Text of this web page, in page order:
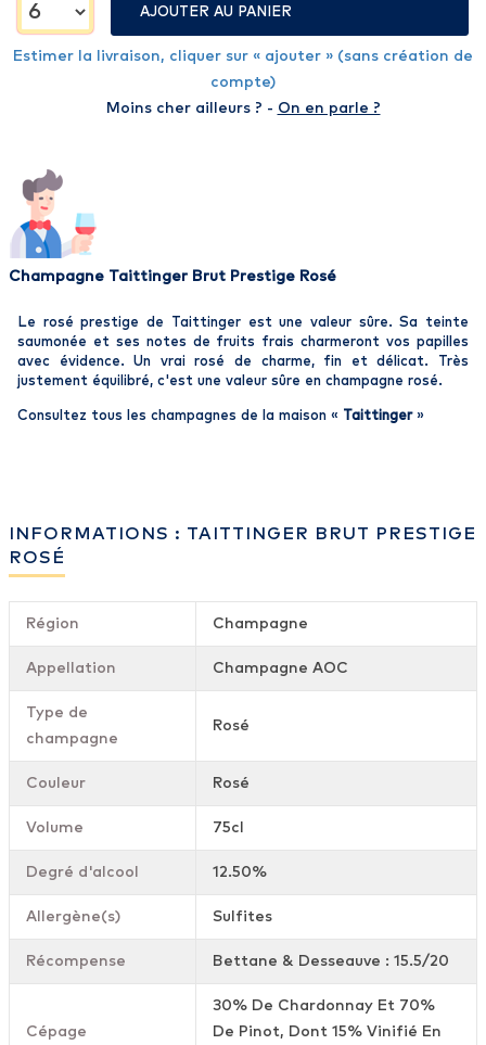
AJOUTER AU PANIER
Estimer la livraison, cliquer sur « ajouter » (sans création de
compte)
Moins cher ailleurs ? - On en parle ?
Champagne Taittinger Brut Prestige Rosé
Le rosé prestige de Taittinger est une valeur sûre. Sa teinte
saumonée et ses notes de fruits frais charmeront vos papilles
avec évidence. Un vrai rosé de charme, fin et délicat. Très
justement équilibré, c'est une valeur sûre en champagne rosé.
Consultez tous les champagnes de la maison « Taittinger»
INFORMATIONS : TAITTINGER BRUT PRESTIGE
ROSÉ
Région Champagne
Appellation Champagne AOC
Type de
champagne
Rosé
Couleur Rosé
Volume 75cl
Degré d'alcool 12.50%
Allergène(s) Sulfites
Récompense Bettane & Desseauve : 15.5/20
Cépage
30% De Chardonnay Et 70%
De Pinot, Dont 15% Vinifié En